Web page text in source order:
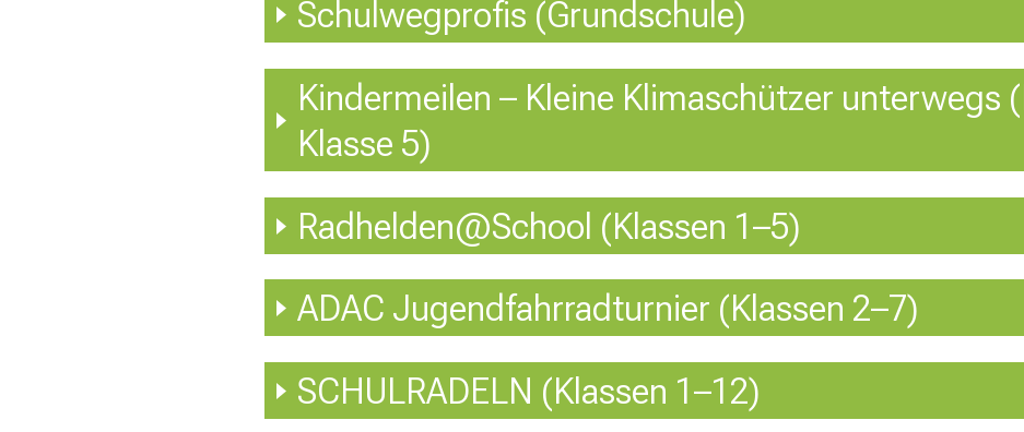
Schulwegprofis (Grundschule)
Kindermeilen – Kleine Klimaschützer unterwegs
Klasse 5)
Radhelden@School (Klassen 1–5)
ADAC Jugendfahrradturnier (Klassen 2–7)
SCHULRADELN (Klassen 1–12)